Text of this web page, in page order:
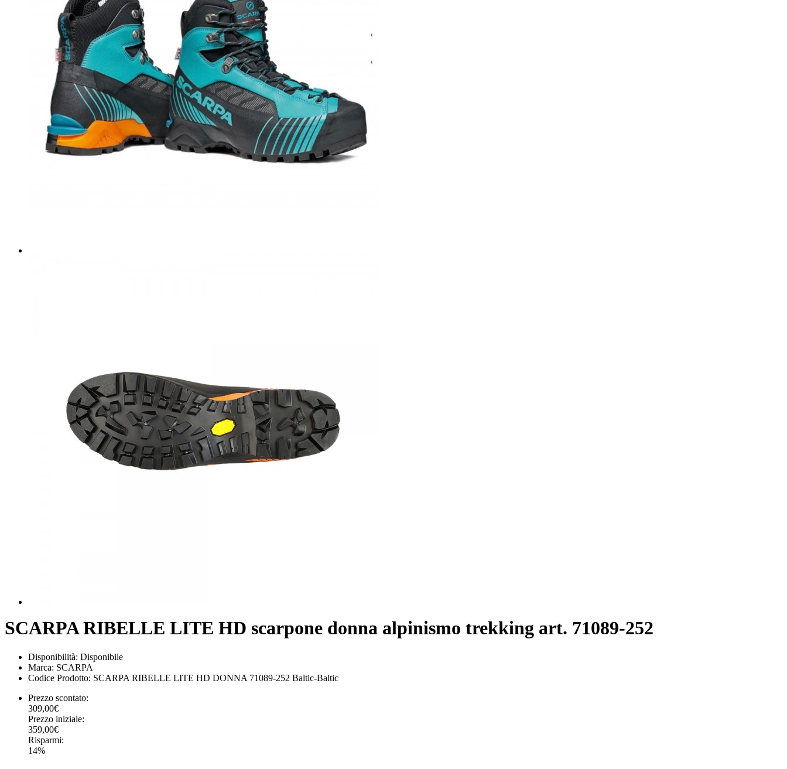
SCARPA RIBELLE LITE HD scarpone donna alpinismo trekking art. 71089-252
Disponibilità: Disponibile
Marca: SCARPA
Codice Prodotto: SCARPA RIBELLE LITE HD DONNA 71089-252 Baltic-Baltic
Prezzo scontato:
309,00€
Prezzo iniziale:
359,00€
Risparmi:
14%